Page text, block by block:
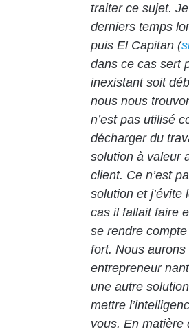
traiter ce sujet.
derniers temps
puis El Capitan (
dans ce cas sert
inexistant soit
nous nous
n’est pas utilisé
décharger du
solution à valeur
client. Ce n’est
solution et
cas il fallait faire
se rendre
fort. Nous aurons
entrepreneur
une autre
mettre
vous. En matière